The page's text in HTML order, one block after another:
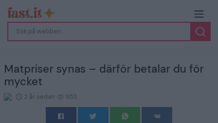
Matpriser synas – därför betalar du för
mycket
2 år sedan 953